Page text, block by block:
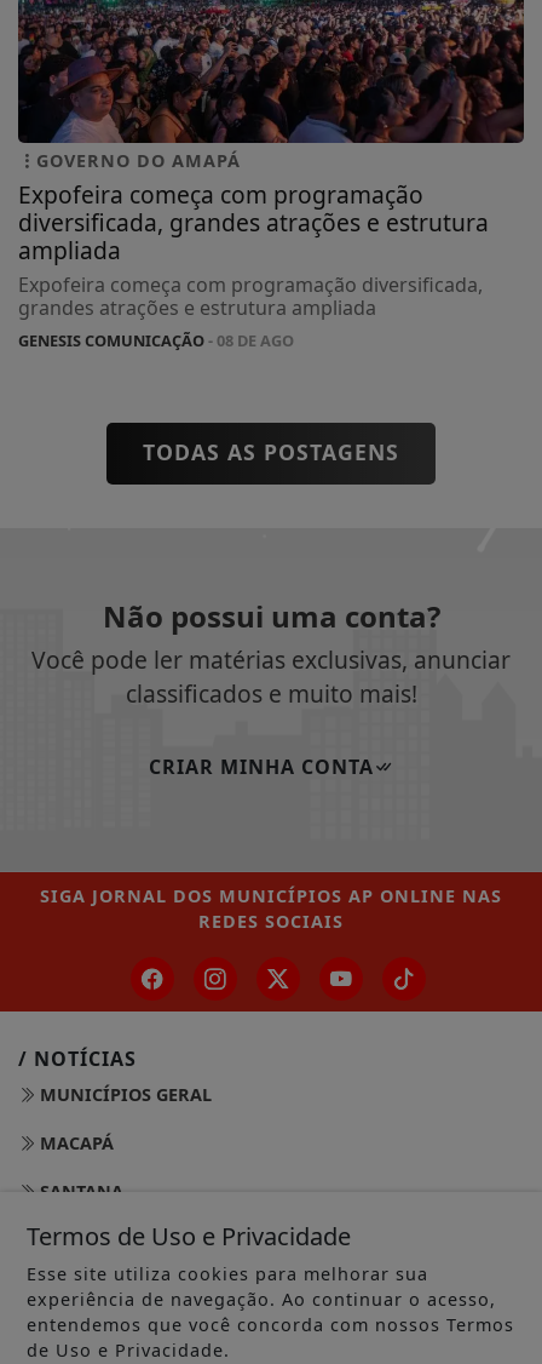
GOVERNO DO AMAPÁ
Expofeira começa com programação
diversificada, grandes atrações e estrutura
ampliada
Expofeira começa com programação diversificada,
grandes atrações e estrutura ampliada
GENESIS COMUNICAÇÃO- 08 DE AGO
TODAS AS POSTAGENS
Não possui uma conta?
Você pode ler matérias exclusivas, anunciar
classificados e muito mais!
CRIAR MINHA CONTA
SIGA JORNAL DOS MUNICÍPIOS AP ONLINE NAS
REDES SOCIAIS
/ NOTÍCIAS
MUNICÍPIOS GERAL
MACAPÁ
SANTANA
LARANJAL DO JARI
OIAPOQUE
MAZAGÃO
Termos de Uso e Privacidade
Esse site utiliza cookies para melhorar sua
experiência de navegação. Ao continuar o acesso,
entendemos que você concorda com nossos Termos
de Uso e Privacidade.